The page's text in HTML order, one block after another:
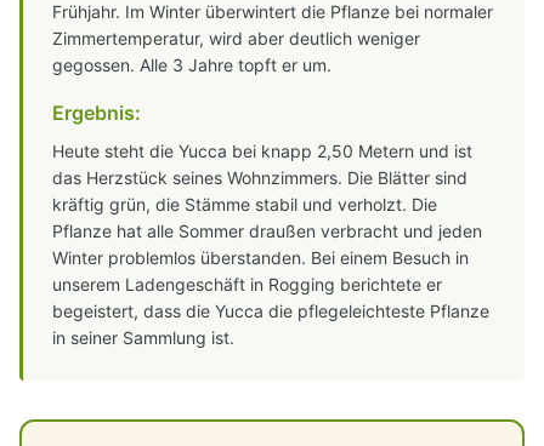
Frühjahr. Im Winter überwintert die Pflanze bei normaler
Zimmertemperatur, wird aber deutlich weniger
gegossen. Alle 3 Jahre topft er um.
Ergebnis:
Heute steht die Yucca bei knapp 2,50 Metern und ist
das Herzstück seines Wohnzimmers. Die Blätter sind
kräftig grün, die Stämme stabil und verholzt. Die
Pflanze hat alle Sommer draußen verbracht und jeden
Winter problemlos überstanden. Bei einem Besuch in
unserem Ladengeschäft in Rogging berichtete er
begeistert, dass die Yucca die pflegeleichteste Pflanze
in seiner Sammlung ist.